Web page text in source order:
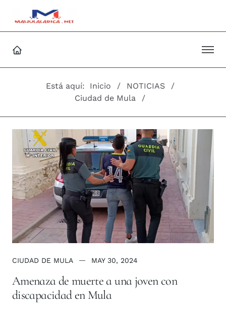
Está aquí: Inicio
NOTICIAS
Ciudad de Mula
CIUDAD DE MULA MAY 30, 2024
Amenaza de muerte a una joven con
discapacidad en Mula